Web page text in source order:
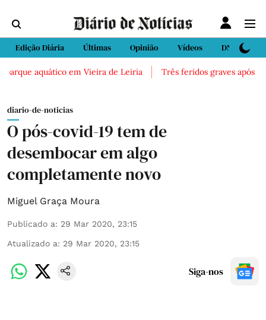
Edição Diária Últimas Opinião Vídeos DN Sport
aquático em Vieira de Leiria Três feridos graves após
diario-de-noticias
O pós-covid-19 tem de
desembocar em algo
completamente novo
Miguel Graça Moura
Publicado a: 29 Mar 2020, 23:15
Atualizado a: 29 Mar 2020, 23:15
Siga-nos